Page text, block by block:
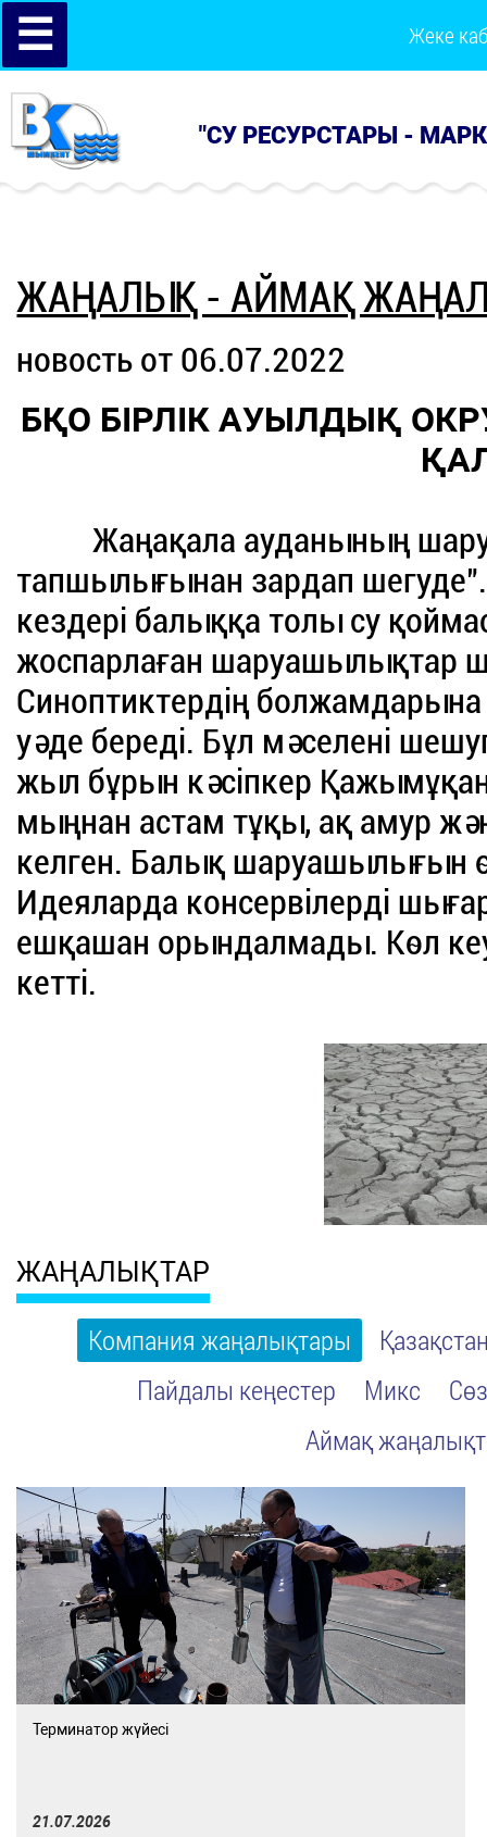
☰ Жеке
"СУ РЕСУРСТАРЫ -
ЖАҢАЛЫҚ - АЙМАҚ
новость от 06.07.2022
БҚО БІРЛІК АУЫЛДЫҚ
Жаңақала ауданының
тапшылығынан зардап шегуде".
кездері балыққа толы су
жоспарлаған шаруашылықтар
Синоптиктердің
уәде береді. Бұл мәселені
жыл бұрын кәсіпкер
мыңнан астам тұқы, ақ амур
келген. Балық шаруашылығын
Идеяларда консервілерді
ешқашан орындалмады. Көл
кетті.
ЖАҢАЛЫҚТАР
Компания жаңалықтары
Пайдалы кеңестер
Микс
Аймақ
Терминатор жүйесі
21.07.2026